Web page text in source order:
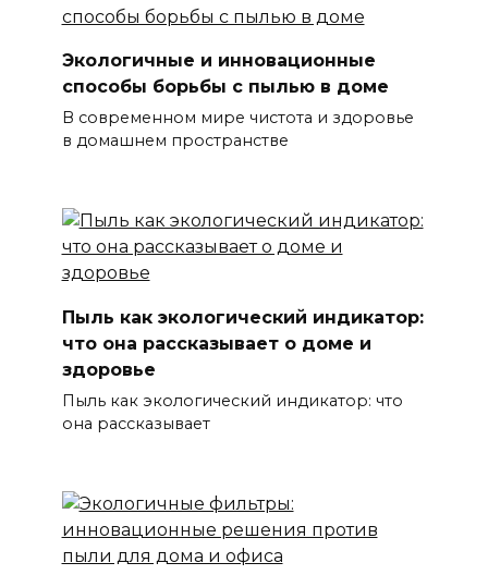
Экологичные и инновационные
способы борьбы с пылью в доме
В современном мире чистота и здоровье
в домашнем пространстве
Пыль как экологический индикатор:
что она рассказывает о доме и
здоровье
Пыль как экологический индикатор: что
она рассказывает